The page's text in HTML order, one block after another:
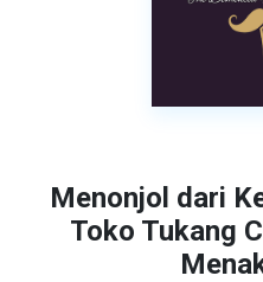
Menonjol dari
Toko Tukang